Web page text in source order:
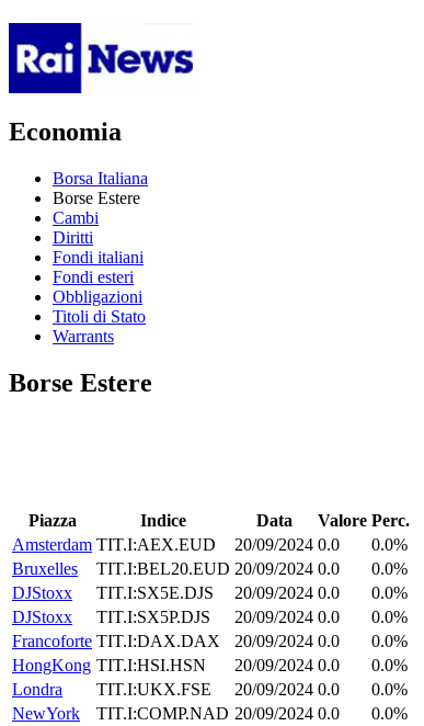
Economia
Borsa Italiana
Borse Estere
Cambi
Diritti
Fondi italiani
Fondi esteri
Obbligazioni
Titoli di Stato
Warrants
Borse Estere
Piazza Indice Data Valore Perc.
Amsterdam TIT.I:AEX.EUD 20/09/2024 0.0
0.0%
Bruxelles
TIT.I:BEL20.EUD 20/09/2024 0.0
0.0%
DJStoxx
TIT.I:SX5E.DJS 20/09/2024 0.0
0.0%
DJStoxx
TIT.I:SX5P.DJS 20/09/2024 0.0
0.0%
Francoforte TIT.I:DAX.DAX 20/09/2024 0.0
0.0%
HongKong TIT.I:HSI.HSN 20/09/2024 0.0
0.0%
Londra
TIT.I:UKX.FSE 20/09/2024 0.0
0.0%
NewYork
TIT.I:COMP.NAD 20/09/2024 0.0
0.0%